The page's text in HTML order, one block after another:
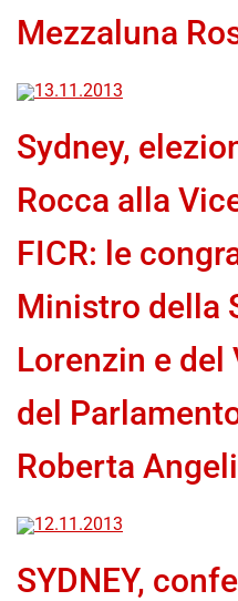
Mezzaluna
13.11.2013
Sydney,
Rocca alla
FICR: le
Ministro della
Lorenzin e del
del
Roberta
12.11.2013
SYDNEY,